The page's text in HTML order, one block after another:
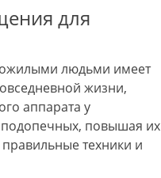
для
людьми имеет
жизни,
аппарата у
подопечных, повышая их
техники и